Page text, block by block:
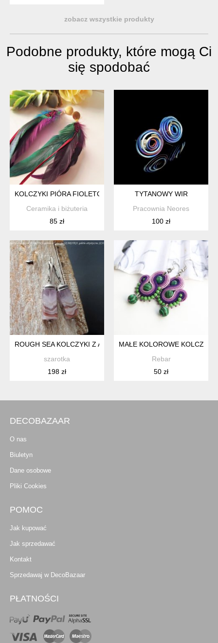
zobacz wszystkie produkty
Podobne produkty, które mogą Ci
się spodobać
KOLCZYKI PIÓRA FIOLETOWO-ZIELONE W STYLU BOHO
Ceramika i biżuteria
85 zł
TYTANOWY WIR
Pracownia Neores
100 zł
ROUGH SEA KOLCZYKI Z AURALITU I SREBRA
szarotka
198 zł
MAŁE KOLOROWE
Rebar
50 zł
DECOBAZAAR
O nas
Biuletyn
Dane osobowe
Pliki Cookies
POMOC
Jak kupować
Jak sprzedawać
Kontakt
Sprzedawaj w DecoBazaar
PŁATNOŚCI